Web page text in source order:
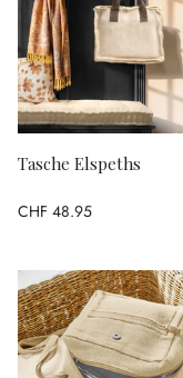
Tasche Elspeths
CHF 48.95